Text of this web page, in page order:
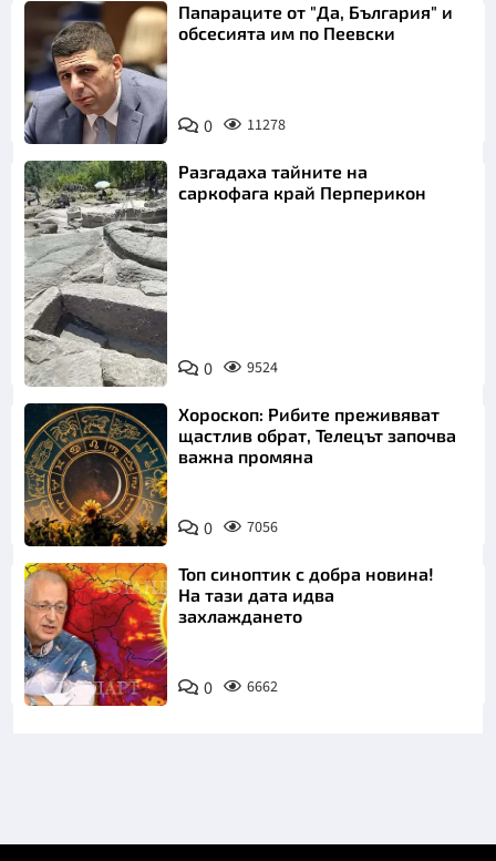
Папараците от "Да, България" и
обсесията им по Пеевски
0 11278
Снимка:
Bulgaria ON
AIR
Разгадаха тайните на
саркофага край Перперикон
0 9524
Хороскоп: Рибите преживяват
щастлив обрат, Телецът започва
важна промяна
0 7056
Топ синоптик с добра новина!
На тази дата идва
захлаждането
0 6662